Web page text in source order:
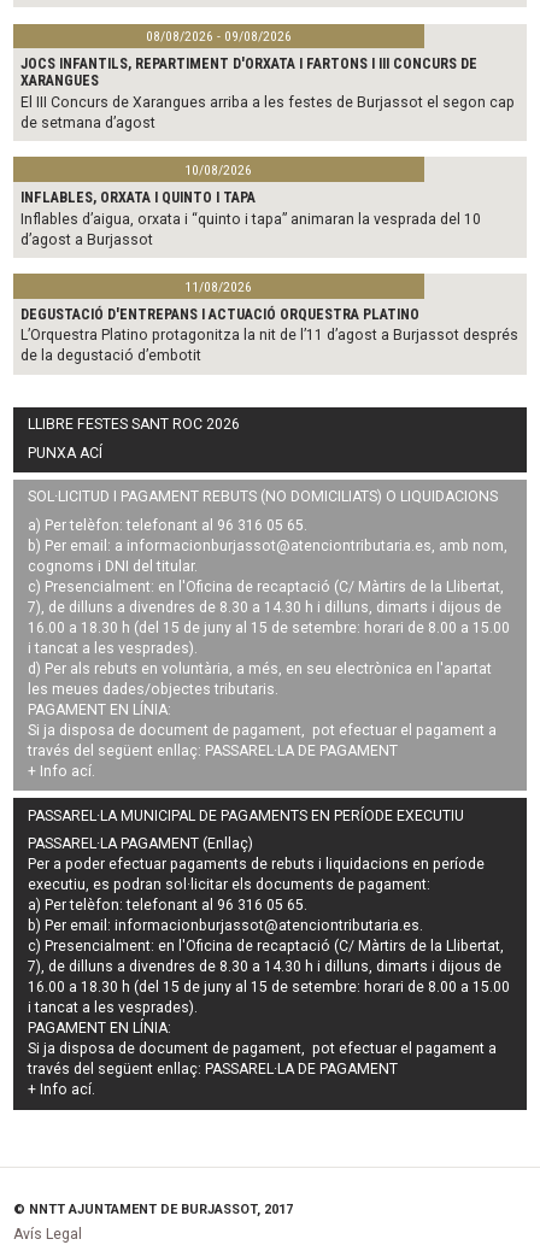
08/08/2026 - 09/08/2026
JOCS INFANTILS, REPARTIMENT D'ORXATA I FARTONS I III CONCURS DE
XARANGUES
El III Concurs de Xarangues arriba a les festes de Burjassot el segon cap
de setmana d’agost
10/08/2026
INFLABLES, ORXATA I QUINTO I TAPA
Inflables d’aigua, orxata i “quinto i tapa” animaran la vesprada del 10
d’agost a Burjassot
11/08/2026
DEGUSTACIÓ D'ENTREPANS I ACTUACIÓ ORQUESTRA PLATINO
L’Orquestra Platino protagonitza la nit de l’11 d’agost a Burjassot després
de la degustació d’embotit
LLIBRE FESTES SANT ROC 2026
PUNXA ACÍ
SOL·LICITUD I PAGAMENT REBUTS (NO DOMICILIATS) O LIQUIDACIONS
a) Per telèfon: telefonant al 96 316 05 65.
b) Per email: a informacionburjassot@atenciontributaria.es, amb nom,
cognoms i DNI del titular.
c) Presencialment: en l'Oficina de recaptació (C/ Màrtirs de la Llibertat,
7), de dilluns a divendres de 8.30 a 14.30 h i dilluns, dimarts i dijous de
16.00 a 18.30 h (del 15 de juny al 15 de setembre: horari de 8.00 a 15.00
i tancat a les vesprades).
d) Per als rebuts en voluntària, a més, en seu electrònica en l'apartat
les meues dades/objectes tributaris.
PAGAMENT EN LÍNIA:
Si ja disposa de document de pagament, pot efectuar el pagament a
través del següent enllaç: PASSAREL·LA DE PAGAMENT
+ Info ací.
PASSAREL·LA MUNICIPAL DE PAGAMENTS EN PERÍODE EXECUTIU
PASSAREL·LA PAGAMENT (Enllaç)
Per a poder efectuar pagaments derebuts i liquidacions en període
executiu, es podran sol·licitar els documents de pagament:
a) Per telèfon: telefonant al 96 316 05 65.
b) Per email:informacionburjassot@atenciontributaria.es.
c) Presencialment: en l'Oficina de recaptació (C/ Màrtirs de la Llibertat,
7), de dilluns a divendres de 8.30 a 14.30 h i dilluns, dimarts i dijous de
16.00 a 18.30 h (del 15 de juny al 15 de setembre: horari de 8.00 a 15.00
i tancat a les vesprades).
PAGAMENT EN LÍNIA:
Si ja disposa de document de pagament, pot efectuar el pagament a
través del següent enllaç: PASSAREL·LA DE PAGAMENT
+ Info ací.
© NNTT AJUNTAMENT DE BURJASSOT, 2017
Avís Legal